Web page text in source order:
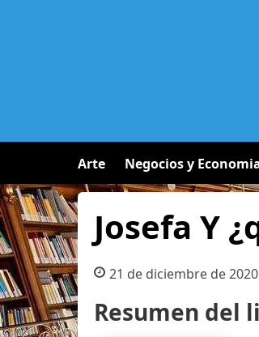
Arte Negocios y
Josefa Y
21 de diciembre de 2020
Resumen del